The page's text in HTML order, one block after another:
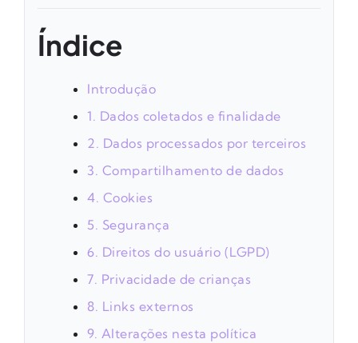
Índice
Introdução
1. Dados coletados e finalidade
2. Dados processados por terceiros
3. Compartilhamento de dados
4. Cookies
5. Segurança
6. Direitos do usuário (LGPD)
7. Privacidade de crianças
8. Links externos
9. Alterações nesta política